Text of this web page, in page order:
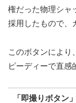
権だった物理シャ
採用したもので、
このボタンにより
ピーディーで直感
「即撮りボタン